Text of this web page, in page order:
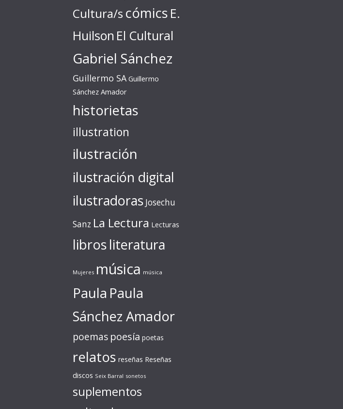
Cultura/s cómics E.
Huilson El Cultural
Gabriel Sánchez
Guillermo SA Guillermo
Sánchez Amador
historietas
illustration
ilustración
ilustración digital
ilustradoras Josechu
Sanz La Lectura Lecturas
librosliteratura
Mujeres música música
Paula Paula
Sánchez Amador
poemas poesía poetas
relatos reseñas Reseñas
discos Seix Barral sonetos
suplementos